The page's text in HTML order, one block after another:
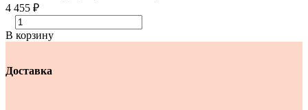
4 455 ₽
В корзину
Доставка